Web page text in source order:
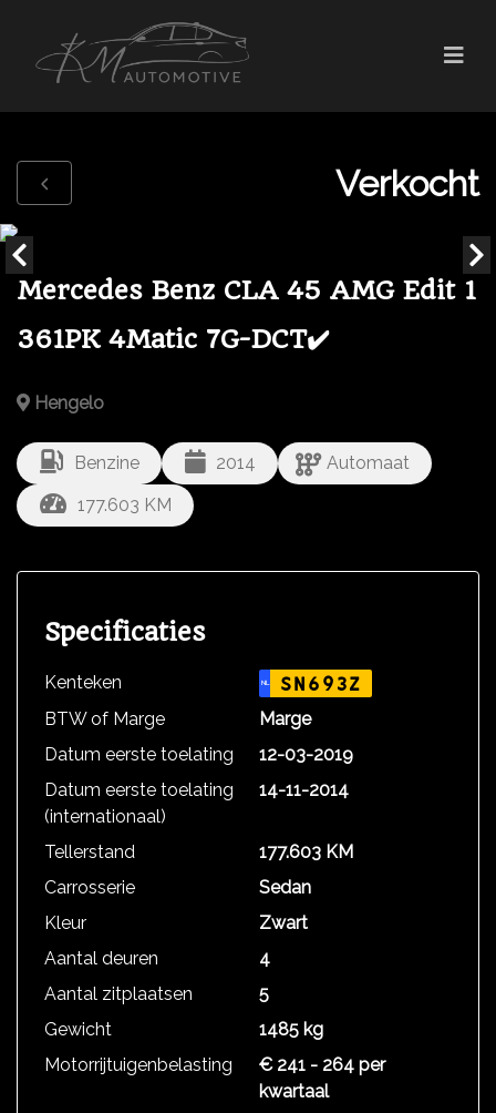
Verkocht
Mercedes Benz CLA 45 AMG Edit 1
361PK 4Matic 7G-DCT✔️
Hengelo
Benzine 2014
Automaat
177.603 KM
Specificaties
Kenteken NL SN693Z
BTW of Marge
Marge
Datum eerste toelating
12-03-2019
Datum eerste toelating
(internationaal)
14-11-2014
Tellerstand
177.603 KM
Carrosserie
Sedan
Kleur
Zwart
Aantal deuren
4
Aantal zitplaatsen
5
Gewicht
1485 kg
Motorrijtuigenbelasting
€ 241 - 264 per
kwartaal